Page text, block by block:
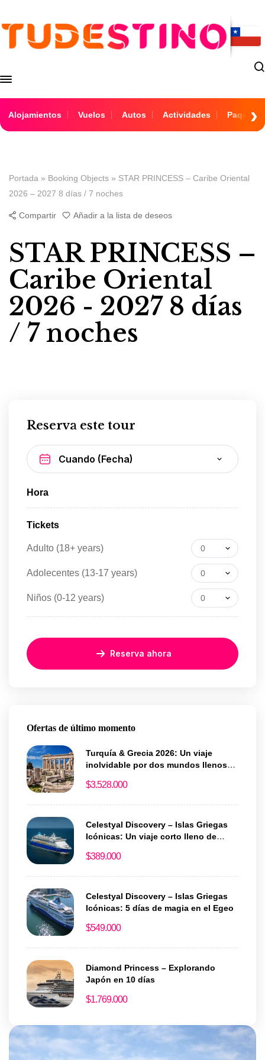
Alojamientos Vuelos Autos Actividades Paquetes
Portada » Booking Objects » STAR PRINCESS – Caribe Oriental
2026 – 2027 8 días / 7 noches
Compartir Añadir a la lista de deseos
STAR PRINCESS –
Caribe Oriental
2026 - 2027 8 días
/ 7 noches
Reserva este tour
Hora
Tickets
Adulto (18+ years) 0
Adolecentes (13-17 years) 0
Niños (0-12 years) 0
Reserva ahora
Ofertas de último momento
Turquía & Grecia 2026: Un viaje
inolvidable por dos mundos llenos
$3.528.000
Celestyal Discovery – Islas Griegas
Icónicas: Un viaje corto lleno de
$389.000
Celestyal Discovery – Islas Griegas
Icónicas: 5 días de magia en el Egeo
$549.000
Diamond Princess – Explorando
Japón en 10 días
$1.769.000